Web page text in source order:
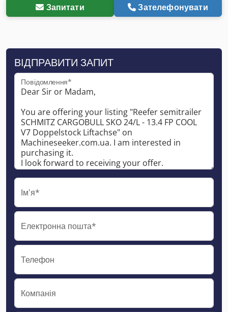
Запитати Зателефонувати
ВІДПРАВИТИ ЗАПИТ
Повідомлення*
Ім'я*
Електронна пошта*
Телефон
Компанія